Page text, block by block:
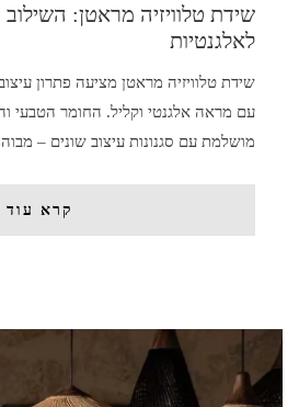
שידת טלוויזיה מראטן:
לאלגנטיות
שידת טלוויזיה מראטן מציעה פתרון
עם מראה אלגנטי וקליל. החומר הטבעי
מושלמת עם סגנונות עיצוב שונים –
קרא עוד